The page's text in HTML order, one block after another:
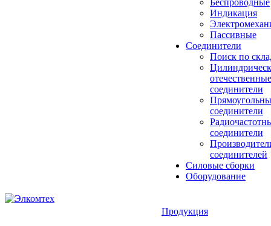
Беспроводные
Индикация
Пассивные
Cоединители
Поиск по
отечественные
соединители
соединители
соединители
соединителей
Силовые сборки
Оборудование
Продукция